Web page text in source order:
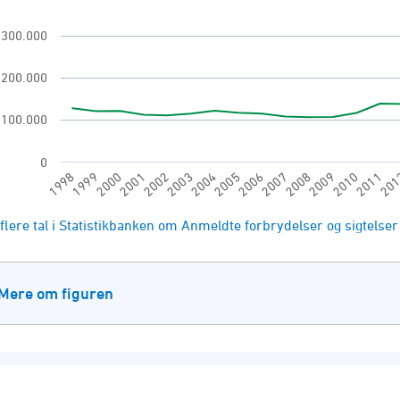
19981999200020012002200320042005200620072008200920102011
0
100.000
200.000
300.000
of interactive chart.
tal i Statistikbanken om Anmeldte forbrydelser og sigtelser
om figuren